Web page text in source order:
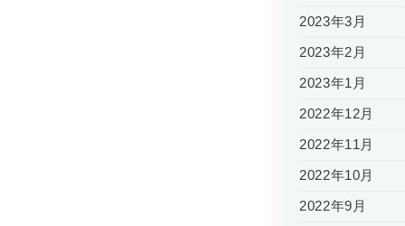
2023年3月
2023年2月
2023年1月
2022年12月
2022年11月
2022年10月
2022年9月